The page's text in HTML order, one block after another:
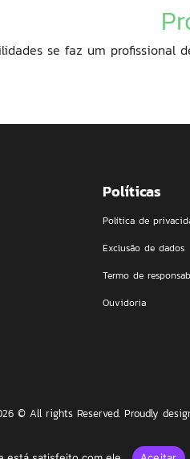
se faz um profissional
Políticas
Política de
Exclusão de dados
Termo de
Ouvidoria
© All rights Reserved. Proudly